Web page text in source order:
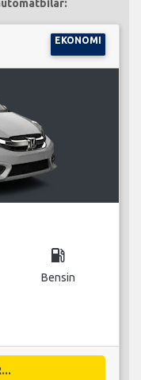
EKONOMI
local_gas_station
Bensin